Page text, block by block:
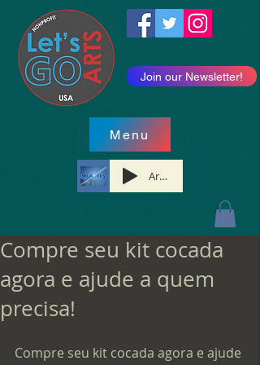
Join our Newsletter!
Menu
Artist Name
Compre seu kit cocada
agora e ajude a quem
precisa!
Compre seu kit cocada agora e ajude